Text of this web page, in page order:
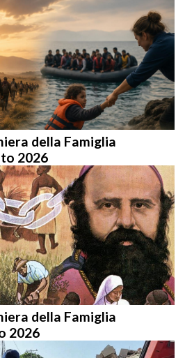
della Famiglia
2026
della Famiglia
2026